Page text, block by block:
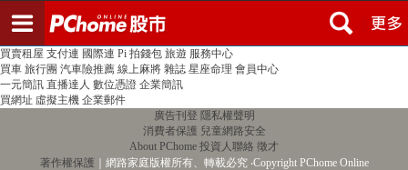
PChome首頁 線上購物 24h購物 書店
買賣租屋 支付連 國際連 Pi 拍錢包 旅遊 服務中心
買車 旅行團 汽車險推薦 線上麻將 雜誌 星座命理 會員中心
一元簡訊 直播達人 數位憑證 企業簡訊
買網址 虛擬主機 企業郵件
廣告刊登 隱私權聲明
消費者保護 兒童網路安全
About PChome 投資人聯絡 徵才
著作權保護 ｜網路家庭版權所有、轉載必究‧Copyright PChome Online